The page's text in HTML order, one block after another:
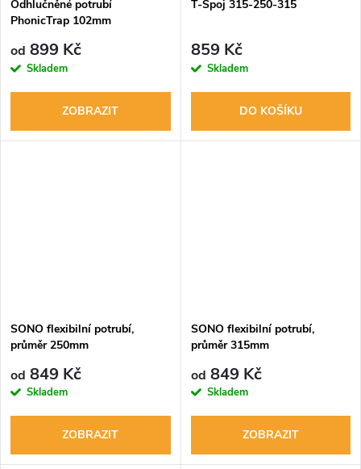
Odhlučněné potrubí
PhonicTrap 102mm
od 899 Kč
Skladem
ZOBRAZIT
T-Spoj 315-250-315
859 Kč
Skladem
DO KOŠÍKU
SONO flexibilní potrubí,
průměr 250mm
od 849 Kč
Skladem
ZOBRAZIT
SONO flexibilní potrubí,
průměr 315mm
od 849 Kč
Skladem
ZOBRAZIT